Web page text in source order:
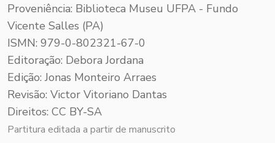
Proveniência: Biblioteca Museu UFPA - Fundo
Vicente Salles (PA)
ISMN: 979-0-802321-67-0
Editoração: Debora Jordana
Edição: Jonas Monteiro Arraes
Revisão: Victor Vitoriano Dantas
Direitos: CC BY-SA
Partitura editada a partir de manuscrito